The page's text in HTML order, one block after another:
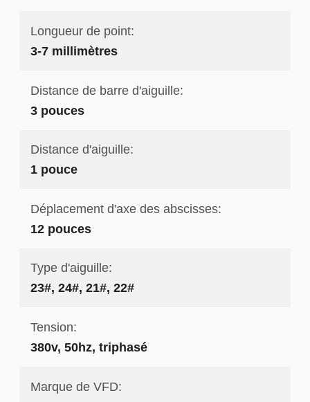
Longueur de point:
3-7 millimètres
Distance de barre d'aiguille:
3 pouces
Distance d'aiguille:
1 pouce
Déplacement d'axe des abscisses:
12 pouces
Type d'aiguille:
23#, 24#, 21#, 22#
Tension:
380v, 50hz, triphasé
Marque de VFD: